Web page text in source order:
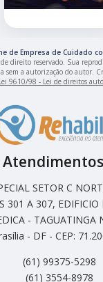
de Empresa de Cuidado
direito reservado. Sua
sem a autorização do autor.
9610/98 - Lei de direitos
SETOR C
301 A 307, EDIFICIO
- TAGUATINGA
- DF - CEP:
(61) 99375-5298
(61) 3554-8978